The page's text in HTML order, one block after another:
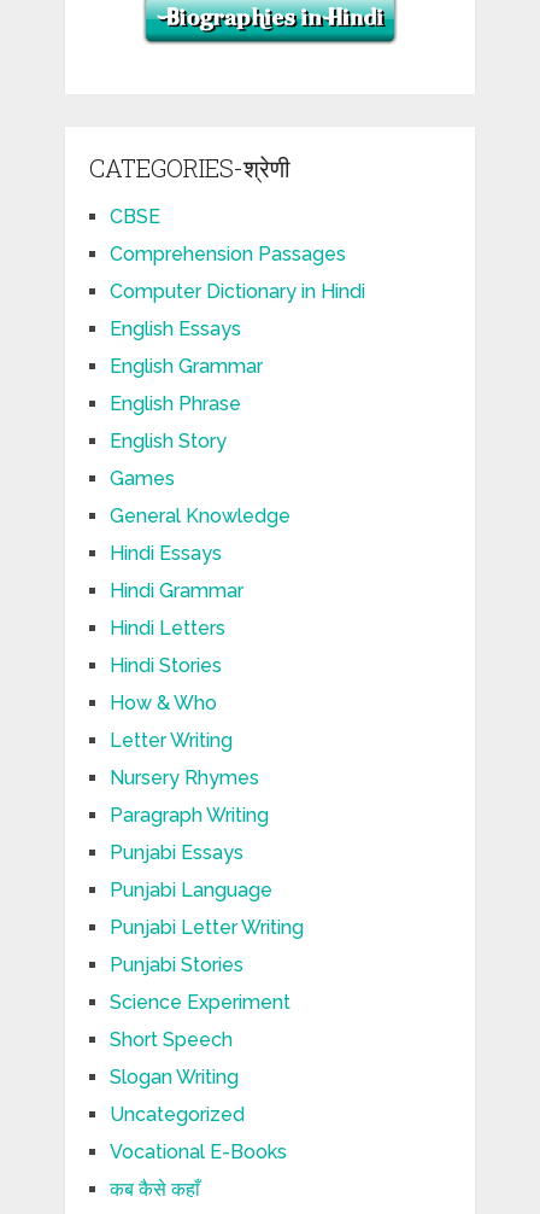
CATEGORIES-श्रेणी
CBSE
Comprehension Passages
Computer Dictionary in Hindi
English Essays
English Grammar
English Phrase
English Story
Games
General Knowledge
Hindi Essays
Hindi Grammar
Hindi Letters
Hindi Stories
How & Who
Letter Writing
Nursery Rhymes
Paragraph Writing
Punjabi Essays
Punjabi Language
Punjabi Letter Writing
Punjabi Stories
Science Experiment
Short Speech
Slogan Writing
Uncategorized
Vocational E-Books
कब कैसे कहाँ